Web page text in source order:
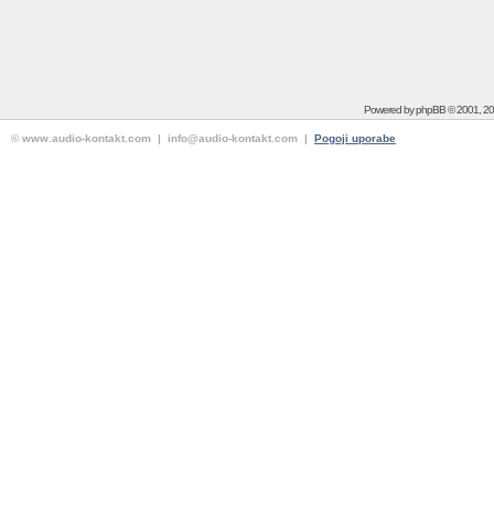
Powered byphpBB© 2001,
© www.audio-kontakt.com | info@audio-kontakt.com | Pogoji uporabe